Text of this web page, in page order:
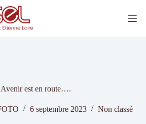
est en route….
6 septembre 2023 Non classé